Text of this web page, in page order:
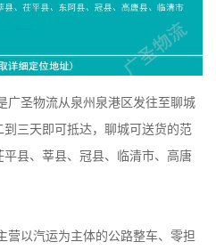
圣物流从泉州泉港区发往至聊城
三天即可抵达，聊城可送货的范
县、莘县、冠县、临清市、高唐
以汽运为主体的公路整车、零担